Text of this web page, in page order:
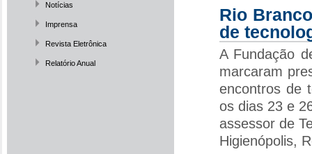
Notícias
Imprensa
Revista Eletrônica
Relatório Anual
Rio
de
A Fundação
marcaram
encontros de
os dias 23 e
assessor de
Higienópolis,